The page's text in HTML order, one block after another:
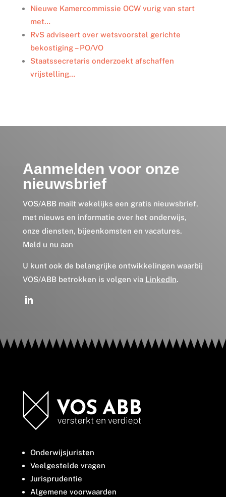
Nieuwe Kamercommissie OCW vurig van start
met…
RvS adviseert over wetsvoorstel gerichte
bekostiging – PO/VO
Staatssecretaris onderzoekt afschaffen
vrijstelling…
Aanmelden voor onze
nieuwsbrief
VOS/ABB mailt wekelijks een gratis nieuwsbrief,
met nieuws en informatie over het onderwijs,
onze diensten, bijeenkomsten en vacatures.
Meld u nu aan
U kunt ook de belangrijke ontwikkelingen waarbij
VOS/ABB betrokken is volgen via LinkedIn.
Onderwijsjuristen
Veelgestelde vragen
Jurisprudentie
Algemene voorwaarden